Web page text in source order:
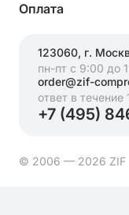
Оплата
123060, г.
пн-пт с 9:00 до
order@zif-
ответ в течение
+7 (495)
© 2006 — 2026 ZIF